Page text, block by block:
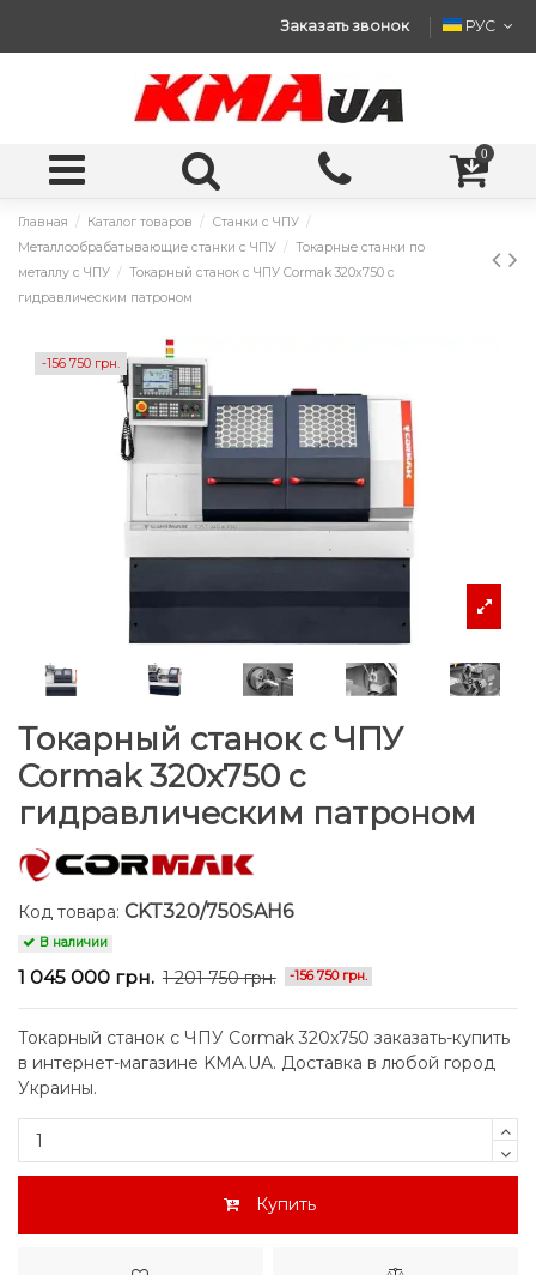
Заказать звонок РУС
0
Главная Каталог товаров
Станки с ЧПУ
Металлообрабатывающие станки с ЧПУ
Токарные станки по
металлу с ЧПУ
Токарный станок с ЧПУ Cormak 320x750 с
гидравлическим патроном
-156 750 грн.
Токарный станок с ЧПУ
Cormak 320x750 с
гидравлическим патроном
Код товара: CKT320/750SAH6
В наличии
1 045 000 грн. 1 201 750 грн. -156 750 грн.
Токарный станок с ЧПУ Cormak 320x750 заказать-купить
в интернет-магазине KMA.UA. Доставка в любой город
Украины.
Купить